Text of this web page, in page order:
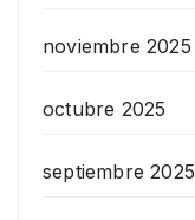
noviembre 2025
octubre 2025
septiembre 2025